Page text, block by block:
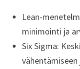
Lean-
minimointi ja
Six Sigma: